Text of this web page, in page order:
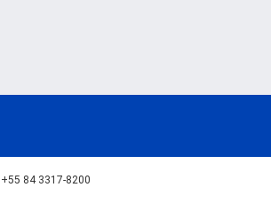
84 3317-8200